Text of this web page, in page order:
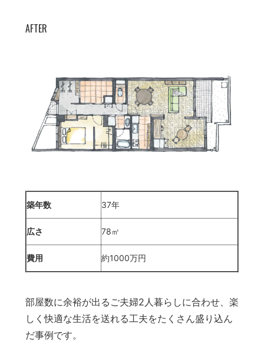
AFTER
築年数 37年
広さ 78㎡
費用 約1000万円
部屋数に余裕が出るご夫婦2人暮らしに合わせ、楽
しく快適な生活を送れる工夫をたくさん盛り込ん
だ事例です。